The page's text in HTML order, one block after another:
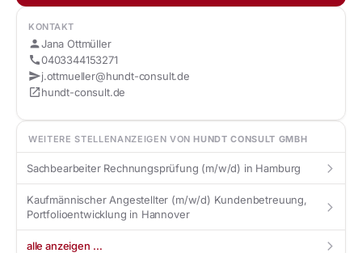
KONTAKT
personJana Ottmüller
call0403344153271
sendj.ottmueller@hundt-consult.de
open_in_newhundt-consult.de
WEITERE STELLENANZEIGEN VONHUNDT CONSULT GMBH
Sachbearbeiter Rechnungsprüfung (m/w/d) in Hamburg arrow_forward_ios
Kaufmännischer Angestellter (m/w/d) Kundenbetreuung,
Portfolioentwicklung in Hannover
arrow_forward_ios
alle anzeigen … arrow_forward_ios